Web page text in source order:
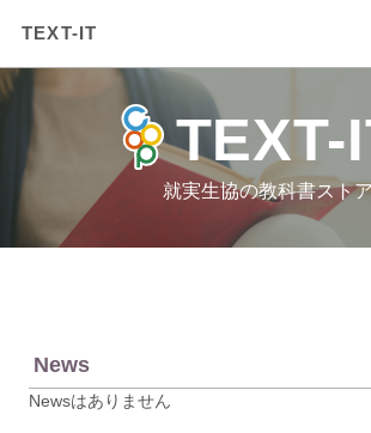
TEXT-IT
TEXT-
就実生協の教科書ストア
News
Newsはありません